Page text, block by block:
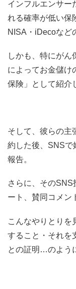
インフルエンサー
れる確率が低い保
NISA・iDecoなど
しかも、特にがん
によってお金儲け
保険」として紹介
そして、彼らの主
約した後、SNSで
報告。
さらに、そのSNS
ート、賛同コメン
こんなやりとりを
すること・それを
との証明…のよう